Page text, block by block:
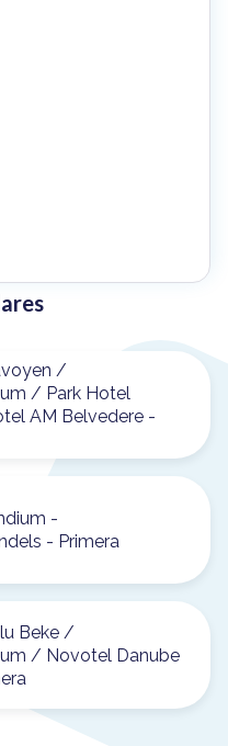
/
/ Park Hotel
AM Belvedere -
-
- Primera
Beke /
/ Novotel Danube